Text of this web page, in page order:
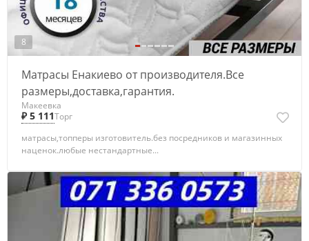
8
Матрасы Енакиево от производителя.Все
размеры,доставка,гарантия.
Макеевка
₽ 5 111Торг
матрасы,топперы изготовитель.без посредников и магазинных
наценок.любые нестандартные...